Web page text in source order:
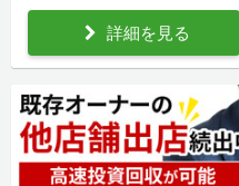
詳細を見る